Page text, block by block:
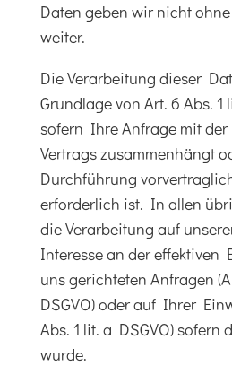
Daten geben wir nicht
weiter.
Die Verarbeitung dieser
Grundlage von Art. 6 Abs. 1
sofern Ihre Anfrage mit
Vertrags zusammenhängt
Durchführung
erforderlich ist. In allen
die Verarbeitung auf
Interesse an der effektiven
uns gerichteten Anfragen
DSGVO) oder auf Ihrer
Abs. 1 lit. a DSGVO) sofern
wurde.